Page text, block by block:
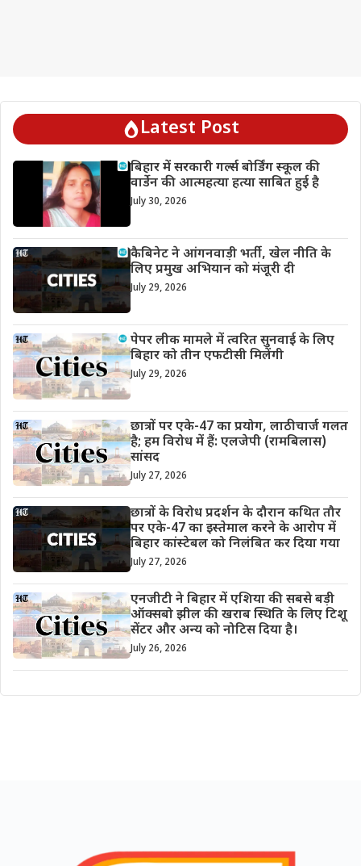
Latest Post
बिहार में सरकारी गर्ल्स बोर्डिंग स्कूल की
वार्डेन की आत्महत्या हत्या साबित हुई है
July 30, 2026
कैबिनेट ने आंगनवाड़ी भर्ती, खेल नीति के
लिए प्रमुख अभियान को मंजूरी दी
July 29, 2026
पेपर लीक मामले में त्वरित सुनवाई के लिए
बिहार को तीन एफटीसी मिलेंगी
July 29, 2026
छात्रों पर एके-47 का प्रयोग, लाठीचार्ज गलत
है; हम विरोध में हैं: एलजेपी (रामबिलास)
सांसद
July 27, 2026
छात्रों के विरोध प्रदर्शन के दौरान कथित तौर
पर एके-47 का इस्तेमाल करने के आरोप में
बिहार कांस्टेबल को निलंबित कर दिया गया
July 27, 2026
एनजीटी ने बिहार में एशिया की सबसे बड़ी
ऑक्सबो झील की खराब स्थिति के लिए टिशू
सेंटर और अन्य को नोटिस दिया है।
July 26, 2026